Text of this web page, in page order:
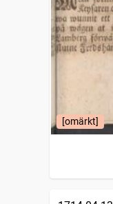
[omärkt]